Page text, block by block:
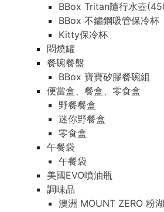
BBox Tritan隨行水壺
BBox 不鏽鋼吸管保冷杯
Kitty保冷杯
悶燒罐
餐碗餐盤
BBox 寶寶矽膠餐碗組
便當盒、餐盒、零食盒
野餐餐盒
迷你野餐盒
零食盒
午餐袋
午餐袋
美國EVO噴油瓶
調味品
澳洲 MOUNT ZERO 粉